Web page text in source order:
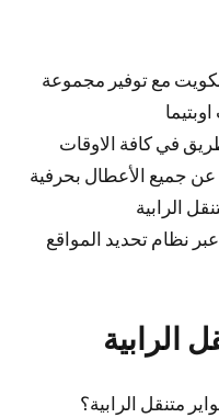
مع توفير مجموعة
في كافة الاوقات
جميع الأعطال بحرفية
الرابية
نظام تحديد المواقع
الرابية
متنقل الرابية؟